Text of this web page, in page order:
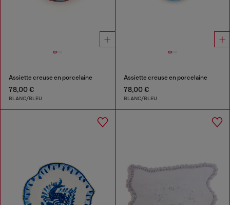
Assiette creuse en porcelaine
78,00 €
BLANC/BLEU
Assiette creuse en porcelaine
78,00 €
BLANC/BLEU